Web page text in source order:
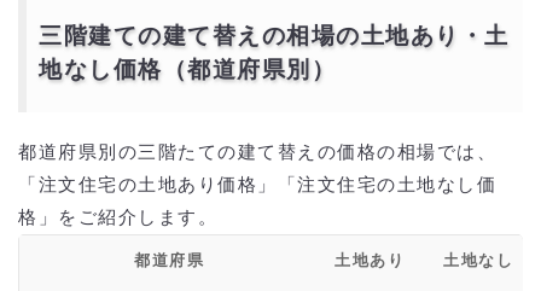
三階建ての建て替えの相場の土地あり・土
地なし価格（都道府県別）
都道府県別の三階たての建て替えの価格の相場では、
「注文住宅の土地あり価格」「注文住宅の土地なし価
格」をご紹介します。
都道府県 土地あり 土地なし